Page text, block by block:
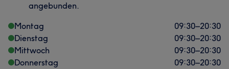
angebunden.
Montag
09:30–20:30
Dienstag
09:30–20:30
Mittwoch
09:30–20:30
Donnerstag
09:30–20:30